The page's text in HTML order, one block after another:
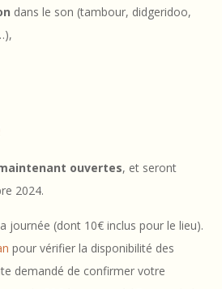
dans le son (tambour, didgeridoo,
ouvertes, et seront
2024.
journée (dont 10€ inclus pour le lieu).
pour vérifier la disponibilité des
demandé de confirmer votre